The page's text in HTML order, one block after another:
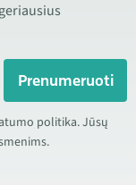
Prenumeruoti
politika. Jūsų